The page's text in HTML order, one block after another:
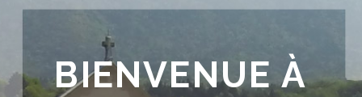
BIENVENUE À